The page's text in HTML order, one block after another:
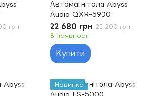
грн
Автомагнітола Abyss
Audio QXR-5900
22 680 грн 25 200 грн
В наявності
Купити
Новинка